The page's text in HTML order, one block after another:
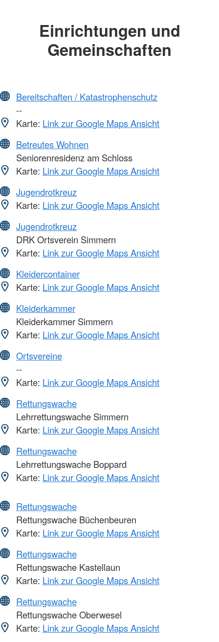
Einrichtungen und
Gemeinschaften
Bereitschaften / Katastrophenschutz
--
Karte: Link zur Google Maps Ansicht
Betreutes Wohnen
Seniorenresidenz am Schloss
Karte: Link zur Google Maps Ansicht
Jugendrotkreuz
Karte: Link zur Google Maps Ansicht
Jugendrotkreuz
DRK Ortsverein Simmern
Karte: Link zur Google Maps Ansicht
Kleidercontainer
Karte: Link zur Google Maps Ansicht
Kleiderkammer
Kleiderkammer Simmern
Karte: Link zur Google Maps Ansicht
Ortsvereine
--
Karte: Link zur Google Maps Ansicht
Rettungswache
Lehrrettungswache Simmern
Karte: Link zur Google Maps Ansicht
Rettungswache
Lehrrettungswache Boppard
Karte: Link zur Google Maps Ansicht
Rettungswache
Rettungswache Büchenbeuren
Karte: Link zur Google Maps Ansicht
Rettungswache
Rettungswache Kastellaun
Karte: Link zur Google Maps Ansicht
Rettungswache
Rettungswache Oberwesel
Karte: Link zur Google Maps Ansicht